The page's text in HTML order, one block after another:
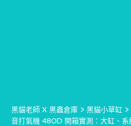
黑貓老師 X 黑蟲倉庫 >黑貓小草缸 >
音打氣機 480D 開箱實測：大缸、系